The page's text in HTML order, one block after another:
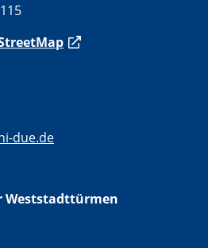
due.de
Weststadttürmen